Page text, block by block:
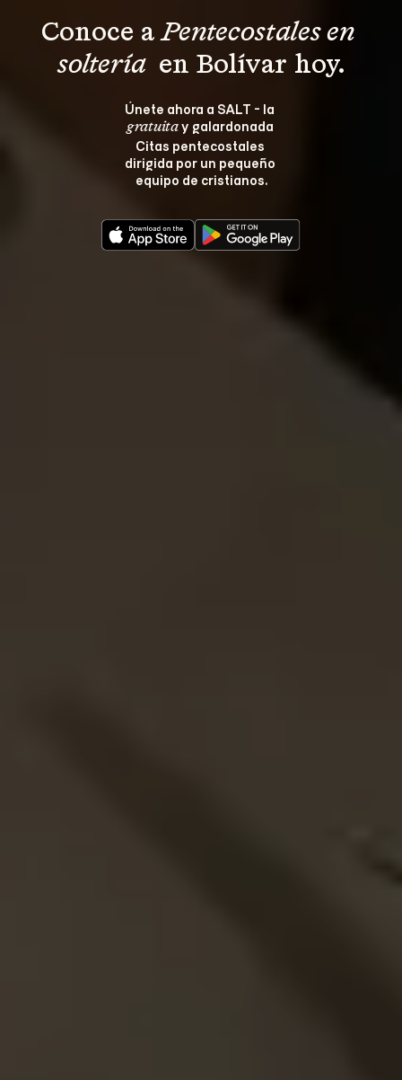
Conoce a Pentecostales en
soltería en Bolívar hoy.
Únete ahora a SALT - la
gratuita y galardonada
Citas pentecostales
dirigida por un pequeño
equipo de cristianos.